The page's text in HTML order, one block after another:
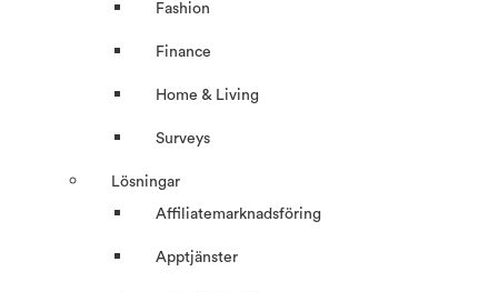
Fashion
Finance
Home & Living
Surveys
Lösningar
Affiliatemarknadsföring
Apptjänster